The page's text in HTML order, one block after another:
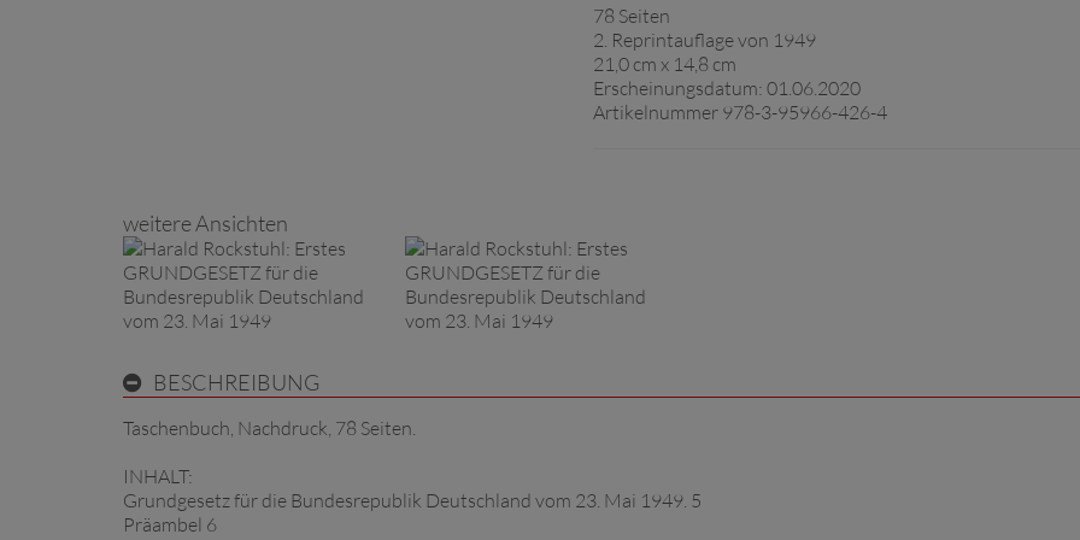
78 Seiten
2. Reprintauflage von 1949
21,0 cm x 14,8 cm
Erscheinungsdatum: 01.06.2020
Artikelnummer 978-3-95966-426-4
weitere Ansichten
BESCHREIBUNG
Taschenbuch, Nachdruck, 78 Seiten.
INHALT:
Grundgesetz für die Bundesrepublik Deutschland vom 23. Mai 1949. 5
Präambel 6